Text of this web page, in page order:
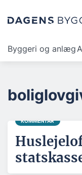
Byggeri og anlæg
KOMMENTAR